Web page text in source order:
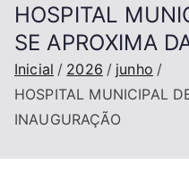
HOSPITAL
SE APROXIMA
Inicial 2026
junho
HOSPITAL MUNICIPAL
INAUGURAÇÃO